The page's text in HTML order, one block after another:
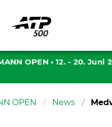
OPEN• 12. - 20. Juni
OPEN News